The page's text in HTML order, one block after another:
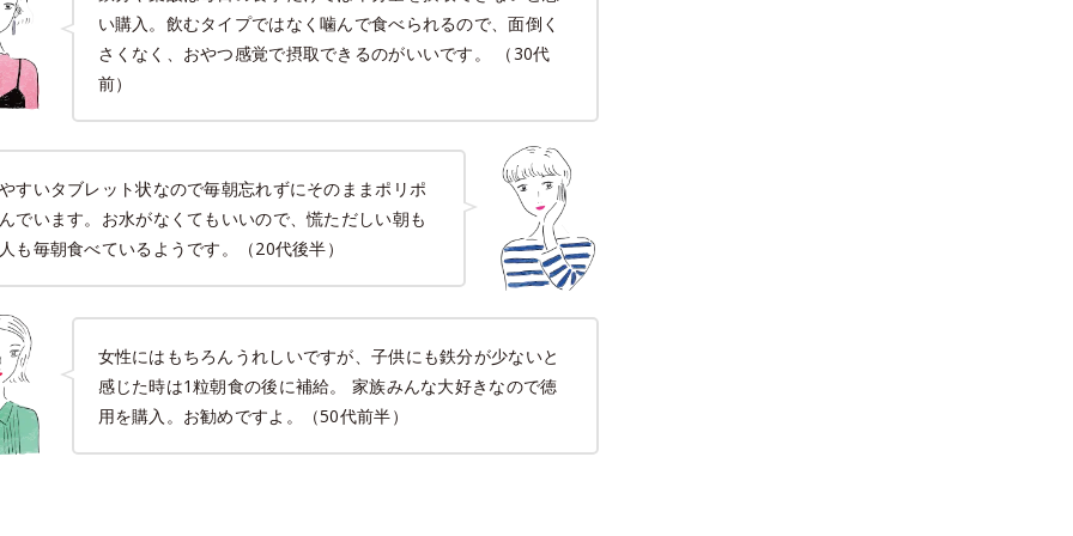
い購入。飲むタイプではなく噛んで食べられるので、面倒く
さくなく、おやつ感覚で摂取できるのがいいです。 （30代
前）
すいタブレット状なので毎朝忘れずにそのままポリポ
でいます。お水がなくてもいいので、慌ただしい朝も
も毎朝食べているようです。（20代後半）
女性にはもちろんうれしいですが、子供にも鉄分が少ないと
感じた時は1粒朝食の後に補給。 家族みんな大好きなので徳
用を購入。お勧めですよ。（50代前半）